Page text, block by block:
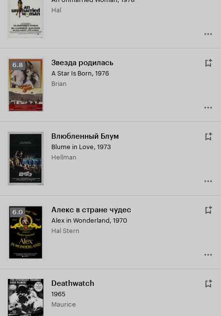
6.6
Hal
Рейтинг
Кинопоиска
6.8
6.8 Звезда родилась
A Star Is Born, 1976
Brian
Влюбленный Блум
Blume in Love, 1973
Hellman
Рейтинг
Кинопоиска
6.0
6.0 Алекс в стране чудес
Alex in Wonderland, 1970
Hal Stern
Deathwatch
1965
Maurice